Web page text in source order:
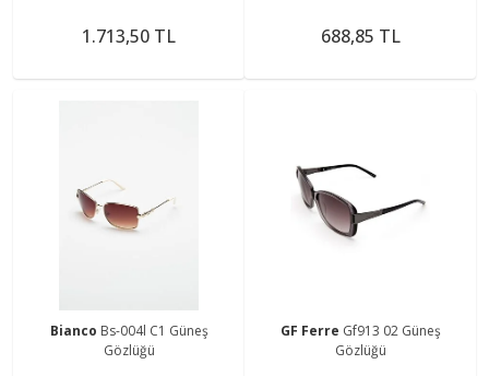
1.713,50 TL 688,85 TL
Bianco Bs-004l C1 Güneş
Gözlüğü
GF Ferre Gf913 02 Güneş
Gözlüğü